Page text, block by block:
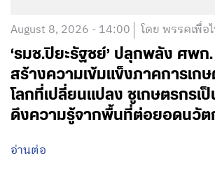
August 8, 2026 - 14:00 โดย พรรคเพื่อ
‘รมช.ปิยะรัฐชย์’ ปลุกพลัง ศพก
สร้างความเข้มแข็งภาคการเก
โลกที่เปลี่ยนแปลง ชูเกษตรกรเ
ดึงความรู้จากพื้นที่ต่อยอดนวัต
อ่านต่อ